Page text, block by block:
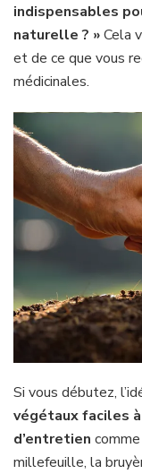
indispensables
naturelle ? »Cela
et de ce que vous
médicinales.
Si vous débutez,
végétaux faciles
d’entretien
millefeuille, la